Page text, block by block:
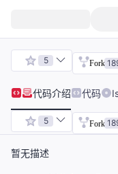
5 Fork
代码介绍 代码
5 Fork
暂无描述